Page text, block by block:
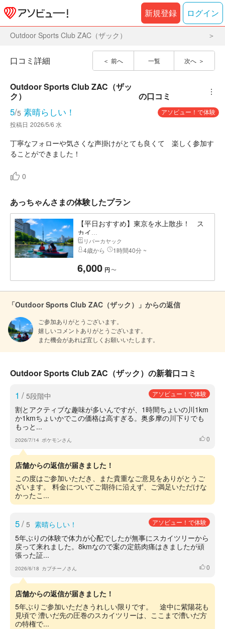
新規登録 ログイン
Outdoor Sports Club ZAC（ザック）
前へ 一覧 次へ
口コミ詳細
Outdoor Sports Club ZAC（ザッ
ク）
の口コミ ︙
5/5 素晴らしい！
アソビュー！で体験
投稿日 2026/5/6 水
丁寧なフォローや気さくな声掛けがとても良くて 楽しく参加す
ることができました！
0
あっちゃんさまの体験したプラン
【平日おすすめ】東京を水上散歩！ ス
カイ...
リバーカヤック
4歳から 1時間40分 ~
6,000 円 〜
「Outdoor Sports Club ZAC（ザック）」からの返信
ご参加ありがとうございます。
嬉しいコメントありがとうございます。
また機会があれば宜しくお願いいたします。
Outdoor Sports Club ZAC（ザック）の新着口コミ
1 / 5段階中 アソビュー！で体験
割とアクティブな趣味が多いんですが、1時間ちょいの川1km
か1kmちょいかでこの価格は高すぎる。奥多摩の川下りでも
もっと...
2026/7/14 ポケモンさん いいね
0
店舗からの返信が届きました！
この度はご参加いただき、また貴重なご意見をありがとうご
ざいます。 料金についてご期待に沿えず、ご満足いただけな
かったこ...
5/ 5 素晴らしい！ アソビュー！で体験
5年ぶりの体験で体力が心配でしたが無事にスカイツリーから
戻って来れました。8kmなので案の定筋肉痛はきましたが頑
張った証...
2026/6/18 カプチーノさん いいね
0
店舗からの返信が届きました！
5年ぶりご参加いただきうれしい限りです。 途中に紫陽花も
見頃で 漕いだ先の圧巻のスカイツリーは、ここまで漕いだ方
の特権で...